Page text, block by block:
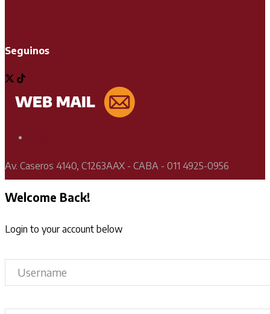
Seguinos
Av. Caseros 4140, C1263AAX - CABA - 011 4925-0956
Welcome Back!
Login to your account below